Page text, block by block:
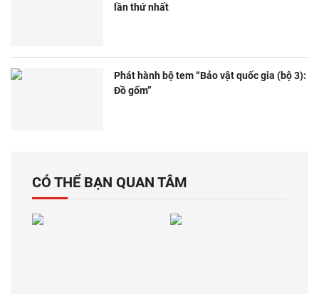
lần thứ nhất
Phát hành bộ tem “Bảo vật quốc gia (bộ 3):
Đồ gốm”
CÓ THỂ BẠN QUAN TÂM